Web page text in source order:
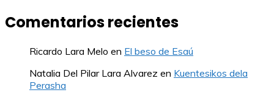
Comentarios recientes
Ricardo Lara Melo en El beso de Esaú
Natalia Del Pilar Lara Alvarez en Kuentesikos dela
Perasha